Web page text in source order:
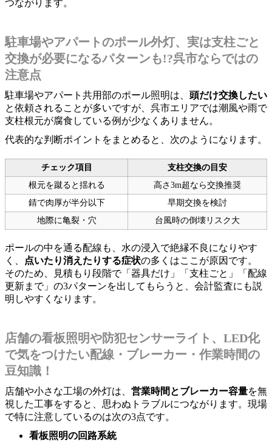
つながります。
駐車場やアパートのポール外灯、実は支柱ごと
交換が必要になるパターンも!?呉市ならではの
注意点
駐車場やアパート共用部のポール照明は、 頭だけ交換したい
と依頼されることが多いですが、呉市エリアでは潮風や雨で
支柱根元が腐食している例が少なくありません。
代表的な判断ポイントをまとめると、次のようになります。
チェック項目
支柱交換の目安
根元を蹴ると揺れる
高さ3m超なら交換推奨
錆で肉厚が半分以下
早期交換を検討
地際に亀裂・穴
台風時の倒壊リスク大
ポールの中を通る配線も、水の浸入で絶縁不良になりやす
く、
点いたり消えたりする症状の多くはここが原因です。
そのため、見積もり段階で「器具だけ」「支柱ごと」「配線
更新まで」の3パターンを出してもらうと、会計監査にも説
明しやすくなります。
店舗の看板照明や防犯センサーライト、LED化
で気をつけたい配線・ブレーカー・作業時間の
豆知識！
店舗や小さな工場の外灯は、 営業時間とブレーカー容量を無
視した工事をすると、思わぬトラブルにつながります。現場
で特に注意しているのは次の3点です。
看板照明の回路系統